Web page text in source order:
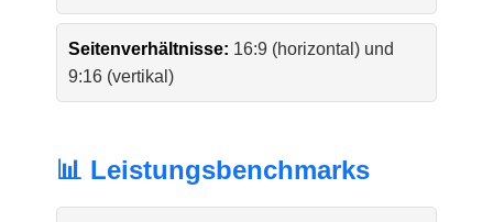
Seitenverhältnisse: 16:9 (horizontal) und
9:16 (vertikal)
📊 Leistungsbenchmarks